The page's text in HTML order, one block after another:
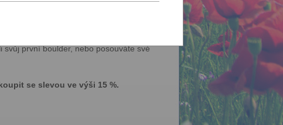
cest a spojování lidí. Za projektem
svůj první boulder, nebo posouváte své
se slevou ve výši 15 %.